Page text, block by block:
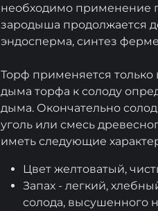
необходимо применение
зародыша продолжается
эндосперма, синтез
Торф применяется только
дыма торфа к солоду
дыма. Окончательно
уголь или смесь
иметь следующие
Цвет желтоватый,
Запах - легкий,
солода, высушенного